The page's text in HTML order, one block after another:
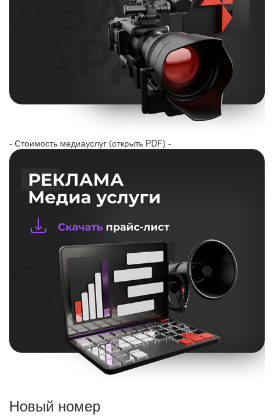
- Стоимость медиауслуг (открыть PDF) -
Новый номер